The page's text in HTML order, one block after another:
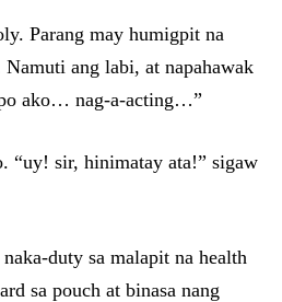
Parang may humigpit na
ang labi, at napahawak
ako… nag-a-acting…”
“uy! sir, hinimatay ata!” sigaw
duty sa malapit na health
sa pouch at binasa nang